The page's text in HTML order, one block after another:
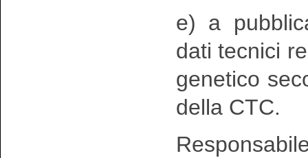
e) a
dati tecnici
genetico
della CTC.